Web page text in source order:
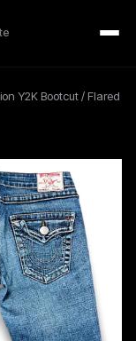
Y2K Bootcut / Flared